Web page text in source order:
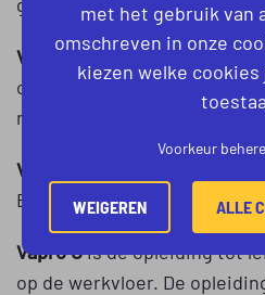
Vapro Ais de opleiding tot
operator. Vapro A staat
niveau 2.
Vapro B
B staat gelijk aan een mbo-
Vapro Cis de opleiding tot
op de werkvloer. De
met het gebruik van
omschreven in onze
kiezen welke
Voorkeur
WEIGEREN ALLE